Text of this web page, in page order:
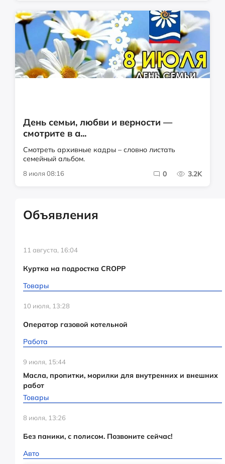
День семьи, любви и верности —
смотрите в а...
Смотреть архивные кадры – словно листать
семейный альбом.
8 июля 08:16 0 3.2K
Объявления
11 августа, 16:04
Куртка на подростка CROPP
Товары
10 июля, 13:28
Оператор газовой котельной
Работа
9 июля, 15:44
Масла, пропитки, морилки для внутренних и внешних
работ
Товары
8 июля, 13:26
Без паники, с полисом. Позвоните сейчас!
Авто